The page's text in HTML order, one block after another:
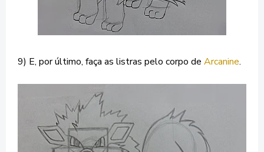
9) E, por último, faça as listras pelo corpo de Arcanine.